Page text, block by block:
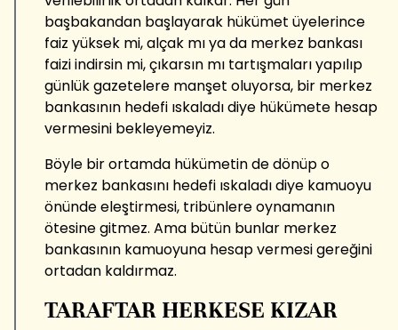
başbakandan başlayarak hükümet üyelerince
faiz yüksek mi, alçak mı ya da merkez bankası
faizi indirsin mi, çıkarsın mı tartışmaları yapılıp
günlük gazetelere manşet oluyorsa, bir merkez
bankasının hedefi ıskaladı diye hükümete hesap
vermesini bekleyemeyiz.
Böyle bir ortamda hükümetin de dönüp o
merkez bankasını hedefi ıskaladı diye kamuoyu
önünde eleştirmesi, tribünlere oynamanın
ötesine gitmez. Ama bütün bunlar merkez
bankasının kamuoyuna hesap vermesi gereğini
ortadan kaldırmaz.
TARAFTAR HERKESE KIZAR